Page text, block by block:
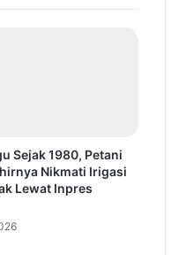
Sejak 1980, Petani
Nikmati Irigasi
Lewat Inpres